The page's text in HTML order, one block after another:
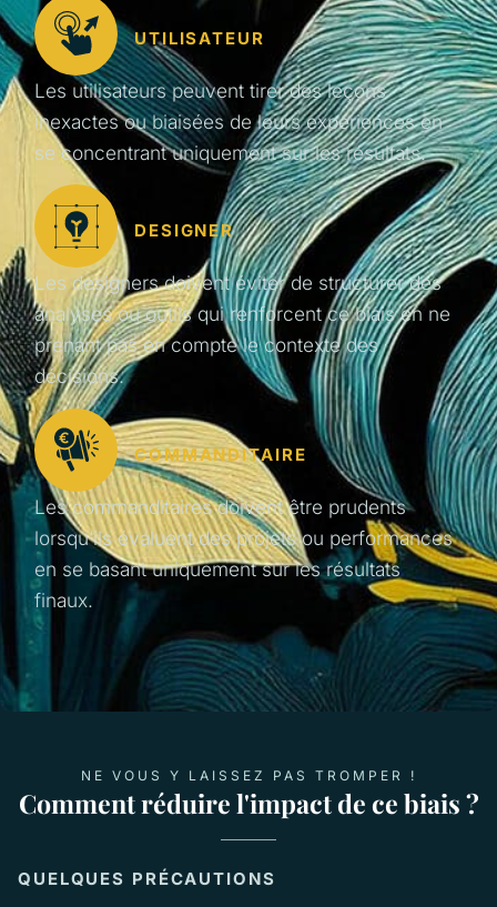
UTILISATEUR
Les utilisateurs peuvent tirer des leçons
inexactes ou biaisées de leurs expériences en
se concentrant uniquement sur les résultats.
DESIGNER
Les designers doivent éviter de structurer des
analyses ou outils qui renforcent ce biais en ne
prenant pas en compte le contexte des
décisions.
COMMANDITAIRE
Les commanditaires doivent être prudents
lorsqu’ils évaluent des projets ou performances
en se basant uniquement sur les résultats
finaux.
NE VOUS Y LAISSEZ PAS TROMPER !
Comment réduire l'impact de ce biais ?
QUELQUES PRÉCAUTIONS